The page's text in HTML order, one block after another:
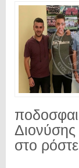
Διονύσης
στο